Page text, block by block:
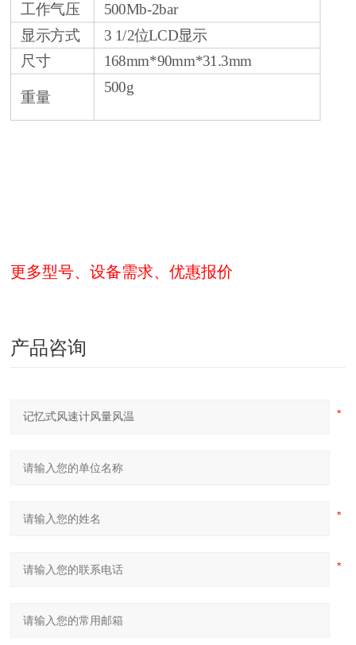
工作气压
500Mb-2bar
显示方式
3 1/2位LCD显示
尺寸
168mm*90mm*31.3mm
重量
500g
更多型号、设备需求、优惠报价
产品咨询